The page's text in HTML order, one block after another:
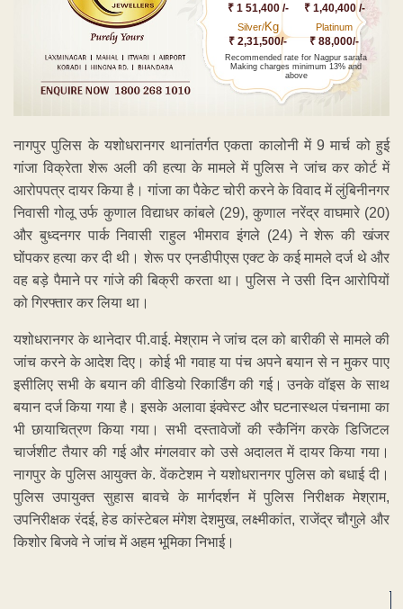
₹ 1 51,400 /- ₹ 1,40,400 /-
Silver/Kg
₹ 2,31,500/-
Platinum
₹ 88,000/-
Recommended rate for Nagpur sarafa
Making charges minimum 13% and
above
नागपुर पुलिस के यशोधरानगर थानांतर्गत एकता कालोनी में 9 मार्च को हुई
गांजा विक्रेता शेरू अली की हत्या के मामले में पुलिस ने जांच कर कोर्ट में
आरोपपत्र दायर किया है। गांजा का पैकेट चोरी करने के विवाद में लुंबिनीनगर
निवासी गोलू उर्फ कुणाल विद्याधर कांबले (29), कुणाल नरेंद्र वाघमारे (20)
और बुध्दनगर पार्क निवासी राहुल भीमराव इंगले (24) ने शेरू की खंजर
घोंपकर हत्या कर दी थी। शेरू पर एनडीपीएस एक्ट के कई मामले दर्ज थे और
वह बड़े पैमाने पर गांजे की बिक्री करता था। पुलिस ने उसी दिन आरोपियों
को गिरफ्तार कर लिया था।
यशोधरानगर के थानेदार पी.वाई. मेश्राम ने जांच दल को बारीकी से मामले की
जांच करने के आदेश दिए। कोई भी गवाह या पंच अपने बयान से न मुकर पाए
इसीलिए सभी के बयान की वीडियो रिकार्डिंग की गई। उनके वॉइस के साथ
बयान दर्ज किया गया है। इसके अलावा इंक्वेस्ट और घटनास्थल पंचनामा का
भी छायाचित्रण किया गया। सभी दस्तावेजों की स्कैनिंग करके डिजिटल
चार्जशीट तैयार की गई और मंगलवार को उसे अदालत में दायर किया गया।
नागपुर के पुलिस आयुक्त के. वेंकटेशम ने यशोधरानगर पुलिस को बधाई दी।
पुलिस उपायुक्त सुहास बावचे के मार्गदर्शन में पुलिस निरीक्षक मेश्राम,
उपनिरीक्षक रंदई, हेड कांस्टेबल मंगेश देशमुख, लक्ष्मीकांत, राजेंद्र चौगुले और
किशोर बिजवे ने जांच में अहम भूमिका निभाई।